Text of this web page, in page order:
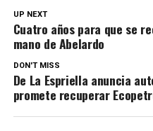
UP NEXT
Cuatro años para que se
mano de Abelardo
DON'T MISS
De La Espriella anuncia
promete recuperar